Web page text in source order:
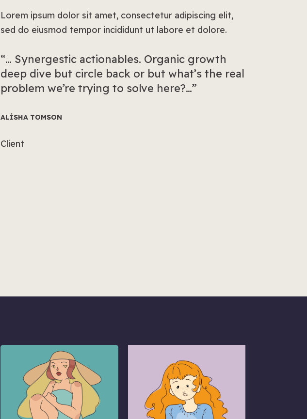
Lorem ipsum dolor sit amet, consectetur adipiscing elit,
sed do eiusmod tempor incididunt ut labore et dolore.
“… Synergestic actionables. Organic growth
deep dive but circle back or but what’s the real
problem we’re trying to solve here?…”
ALISHA TOMSON
Client